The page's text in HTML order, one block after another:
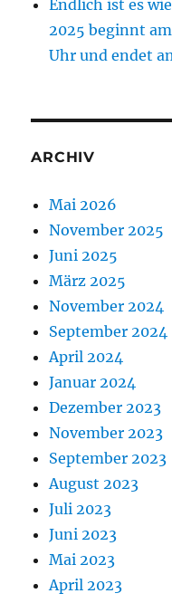
Endlich ist es
2025 beginnt
Uhr und endet
ARCHIV
Mai 2026
November 2025
Juni 2025
März 2025
November 2024
September 2024
April 2024
Januar 2024
Dezember 2023
November 2023
September 2023
August 2023
Juli 2023
Juni 2023
Mai 2023
April 2023